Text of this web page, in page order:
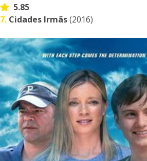
5.85
7. Cidades Irmãs(2016)